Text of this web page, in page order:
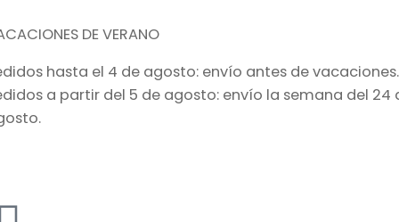
DE VERANO
hasta el 4 de agosto: envío antes de vacaciones.
a partir del 5 de agosto: envío la semana del 24